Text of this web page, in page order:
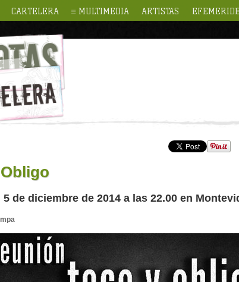
CARTELERA MULTIMEDIA ARTISTAS
de diciembre de 2014 a las 22.00 en